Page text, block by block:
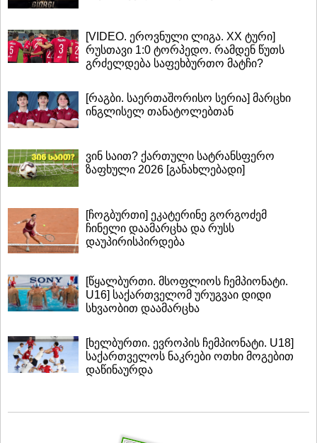
[VIDEO. ეროვნული ლიგა. XX ტური]
რუსთავი 1:0 ტორპედო. რამდენ წუთს
გრძელდება საფეხბურთო მატჩი?
[რაგბი. საერთაშორისო სერია] მარცხი
ინგლისელ თანატოლებთან
ვინ საით? ქართული სატრანსფერო
ზაფხული 2026 [განახლებადი]
[ჩოგბურთი] ეკატერინე გორგოძემ
ჩინელი დაამარცხა და რუსს
დაუპირისპირდება
[წყალბურთი. მსოფლიოს ჩემპიონატი.
U16] საქართველომ ურუგვაი დიდი
სხვაობით დაამარცხა
[ხელბურთი. ევროპის ჩემპიონატი. U18]
საქართველოს ნაკრები ოთხი მოგებით
დაწინაურდა